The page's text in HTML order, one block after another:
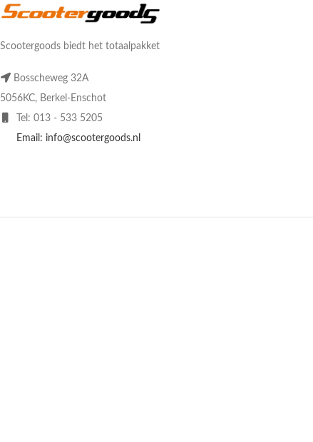
Scootergoods biedt het totaalpakket
Bosscheweg 32A
5056KC, Berkel-Enschot
Tel: 013 - 533 5205
Email: info@scootergoods.nl